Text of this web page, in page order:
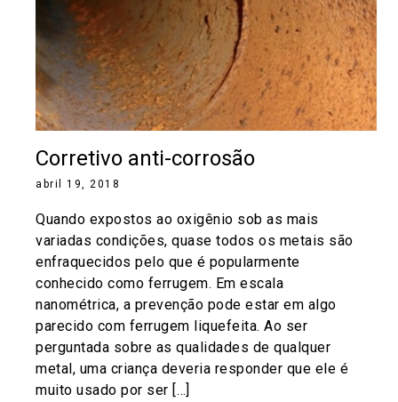
Corretivo anti-corrosão
abril 19, 2018
Quando expostos ao oxigênio sob as mais
variadas condições, quase todos os metais são
enfraquecidos pelo que é popularmente
conhecido como ferrugem. Em escala
nanométrica, a prevenção pode estar em algo
parecido com ferrugem liquefeita. Ao ser
perguntada sobre as qualidades de qualquer
metal, uma criança deveria responder que ele é
muito usado por ser […]